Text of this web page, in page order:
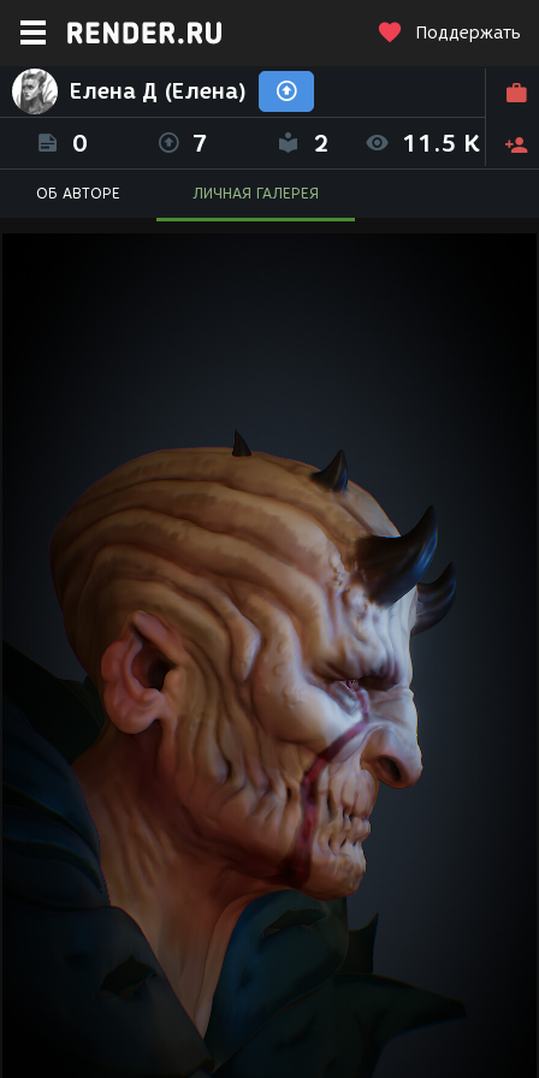
Поддержать
Елена Д (Елена)
0 7 2 11.5 K
ОБ АВТОРЕ ЛИЧНАЯ ГАЛЕРЕЯ